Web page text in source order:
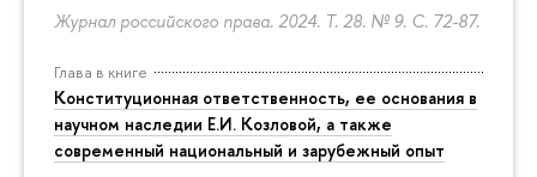
Журнал российского права. 2024. Т. 28. № 9. С. 72-87.
Глава в книге
Конституционная ответственность, ее основания в
научном наследии Е.И. Козловой, а также
современный национальный и зарубежный опыт